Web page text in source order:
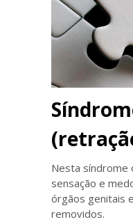
Nesta síndrome
sensação e
órgãos genitais
removidos.